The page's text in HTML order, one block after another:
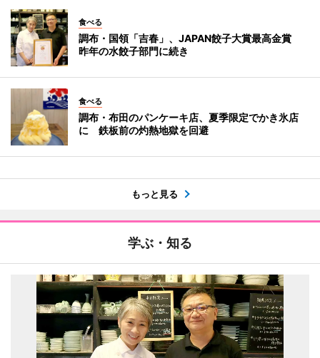
食べる
調布・国領「吉春」、JAPAN餃子大賞最高金賞
昨年の水餃子部門に続き
食べる
調布・布田のパンケーキ店、夏季限定でかき氷店
に 鉄板前の灼熱地獄を回避
もっと見る
学ぶ・知る